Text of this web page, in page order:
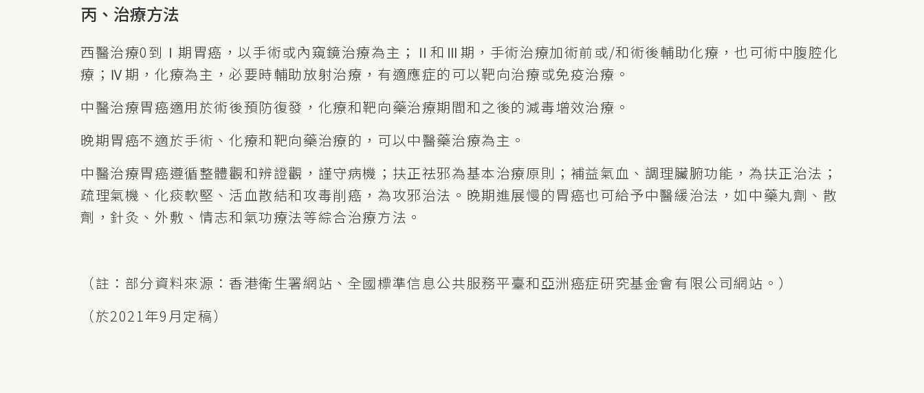
丙、治療方法
西醫治療0到Ⅰ期胃癌，以手術或內窺鏡治療為主；Ⅱ和Ⅲ期，手術治療加術前或/和術後輔助化療，也可術中腹腔化
療；Ⅳ期，化療為主，必要時輔助放射治療，有適應症的可以靶向治療或免疫治療。
中醫治療胃癌適用於術後預防復發，化療和靶向藥治療期間和之後的減毒增效治療。
晚期胃癌不適於手術、化療和靶向藥治療的，可以中醫藥治療為主。
中醫治療胃癌遵循整體觀和辨證觀，謹守病機；扶正祛邪為基本治療原則；補益氣血、調理臟腑功能，為扶正治法；
疏理氣機、化痰軟堅、活血散結和攻毒削癌，為攻邪治法。晚期進展慢的胃癌也可給予中醫緩治法，如中藥丸劑、散
劑，針灸、外敷、情志和氣功療法等綜合治療方法。
（註：部分資料來源：香港衛生署網站、全國標準信息公共服務平臺和亞洲癌症研究基金會有限公司網站。）
（於2021年9月定稿）